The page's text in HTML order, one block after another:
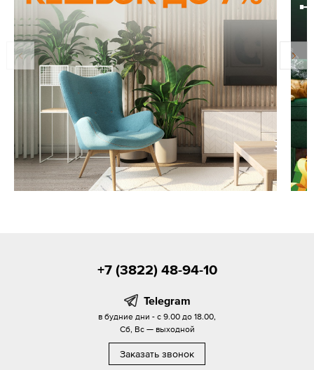
+7 (3822) 48-94-10
Telegram
в будние дни - с 9.00 до 18.00,
Сб, Вс — выходной
Заказать звонок